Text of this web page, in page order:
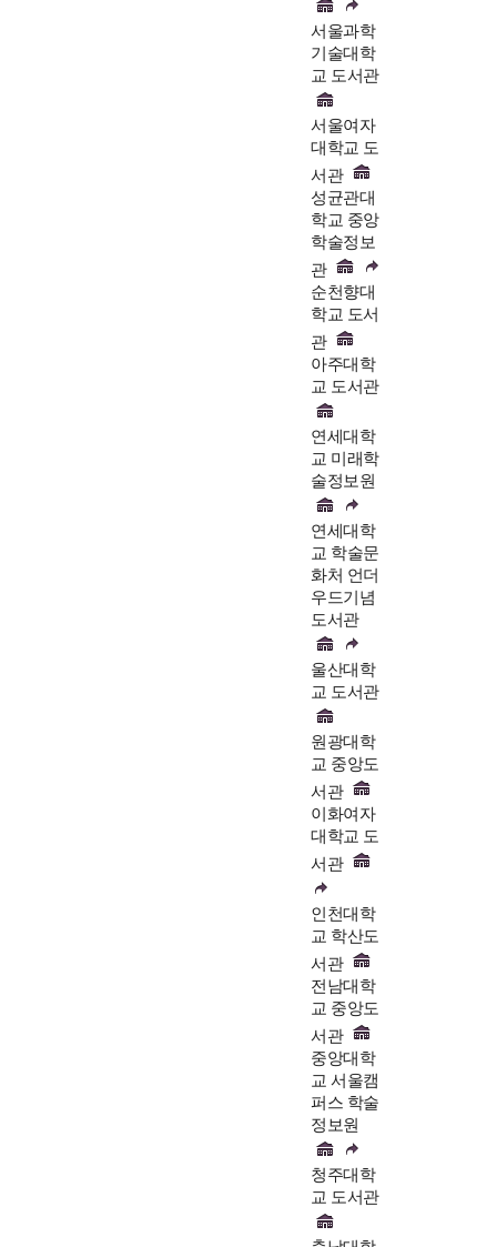
서울과학
기술대학
교 도서관
서울여자
대학교 도
서관
성균관대
학교 중앙
학술정보
관
순천향대
학교 도서
관
아주대학
교 도서관
연세대학
교 미래학
술정보원
연세대학
교 학술문
화처 언더
우드기념
도서관
울산대학
교 도서관
원광대학
교 중앙도
서관
이화여자
대학교 도
서관
인천대학
교 학산도
서관
전남대학
교 중앙도
서관
중앙대학
교 서울캠
퍼스 학술
정보원
청주대학
교 도서관